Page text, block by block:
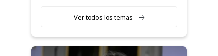
variedades que marcan un
salto tecnológico en genética y
Ver todos los temas